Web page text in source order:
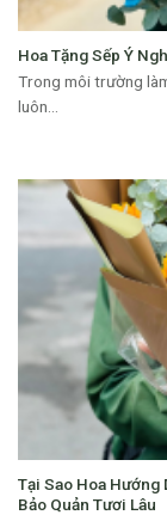
Hoa Tặng Sếp Ý
Trong môi trường
luôn...
Tại Sao Hoa Hướng
Bảo Quản Tươi Lâu